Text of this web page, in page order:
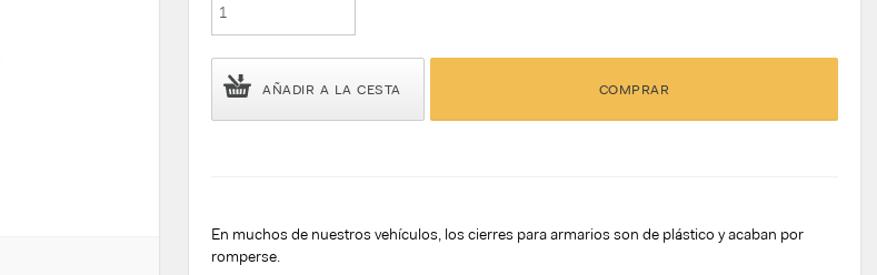
AÑADIR A LA CESTA COMPRAR
En muchos de nuestros vehículos, los cierres para armarios son de plástico y acaban por
romperse.